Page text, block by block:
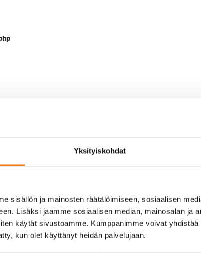
Yksityiskohdat
sisällön ja mainosten räätälöimiseen, sosiaalisen
Lisäksi jaamme sosiaalisen median, mainosalan ja
käytät sivustoamme. Kumppanimme voivat
kun olet käyttänyt heidän palvelujaan.